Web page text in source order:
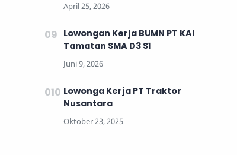
Lowongan Kerja BUMN PT KAI
Tamatan SMA D3 S1
Lowonga Kerja PT Traktor
Nusantara